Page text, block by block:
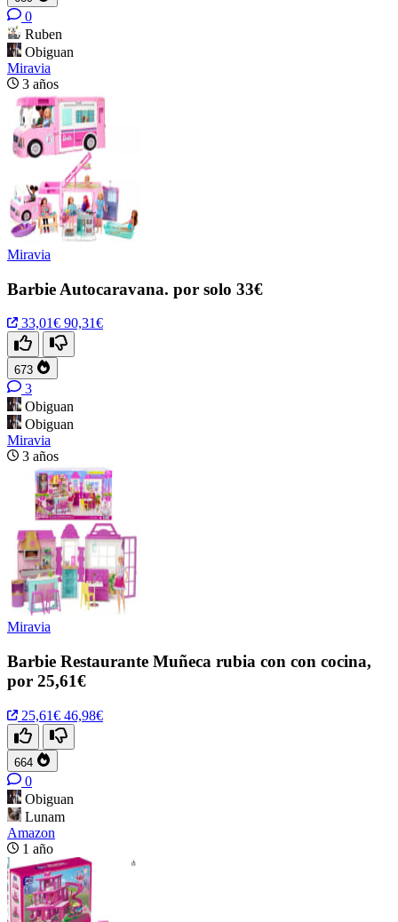
0
Ruben
Obiguan
Miravia
3 años
Miravia
Barbie Autocaravana. por solo 33€
33,01€ 90,31€
673
3
Obiguan
Obiguan
Miravia
3 años
Miravia
Barbie Restaurante Muñeca rubia con con cocina,
por 25,61€
25,61€ 46,98€
664
0
Obiguan
Lunam
Amazon
1 año